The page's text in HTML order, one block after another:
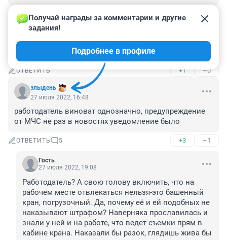
ОТВЕТИТЬ –0
Гость
очень жаль девушку.. и главное - ребят ее (((
ОТВЕТИТЬ +1 –0
злыдень
Получай награды за комментарии и другие
задания!
Подробнее в профиле
27 июля 2022, 16:48
работодатель виноват однозначно, предупреждение
от МЧС не раз в новостях уведомление было
ОТВЕТИТЬ 5 +3 –1
Гость
27 июля 2022, 19:08
Работодатель? А свою голову включить, что на
рабочем месте отвлекаться нельзя-это башенный
кран, погрузочный. Да, почему её и ей подобных не
наказывают штрафом? Наверняка прославилась и
знали у ней и на работе, что ведет съемки прям в
кабине крана. Наказали бы разок, глядишь жива бы